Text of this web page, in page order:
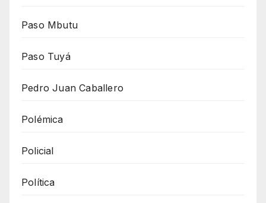
Paso Mbutu
Paso Tuyá
Pedro Juan Caballero
Polémica
Policial
Política